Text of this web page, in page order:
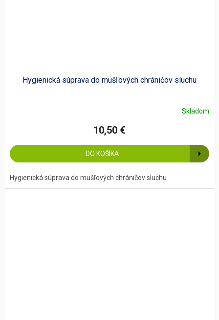
Hygienická súprava do mušľových chráničov sluchu
Skladom
10,50 €
DO KOŠÍKA
Hygienická súprava do mušľových chráničov sluchu